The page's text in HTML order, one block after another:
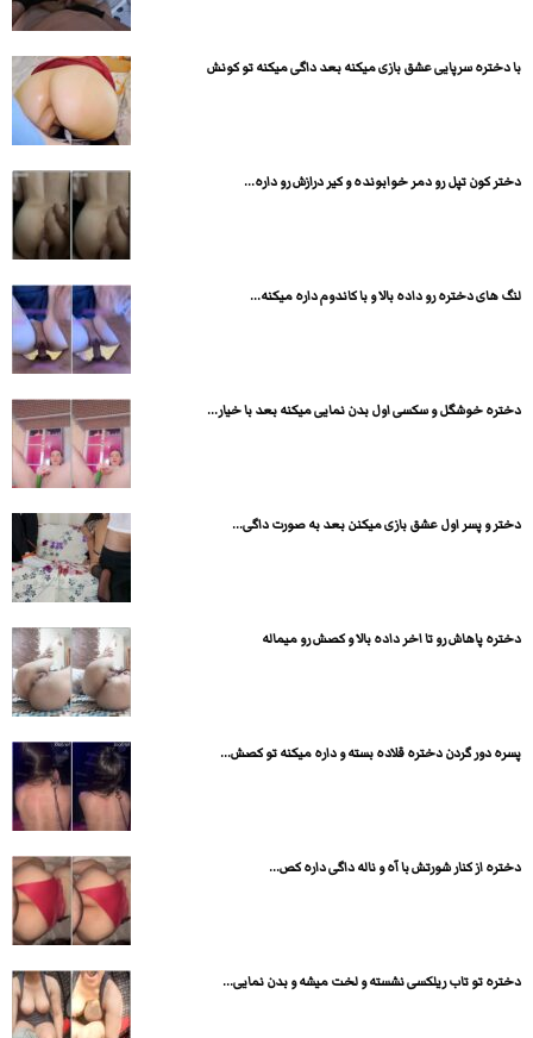
با دختره سرپایی عشق بازی میکنه بعد داگی میکنه تو کونش
دختر کون تپل رو دمر خوابونده و کیر درازش رو داره...
لنگ های دختره رو داده بالا و با کاندوم داره میکنه...
دختره خوشگل و سکسی اول بدن نمایی میکنه بعد با خیار...
دختر و پسر اول عشق بازی میکنن بعد به صورت داگی...
دختره پاهاش رو تا اخر داده بالا و کصش رو میماله
پسره دور گردن دختره قلاده بسته و داره میکنه تو کصش...
دختره از کنار شورتش با آه و ناله داگی داره کص...
دختره تو تاب ریلکسی نشسته و لخت میشه و بدن نمایی...